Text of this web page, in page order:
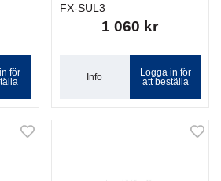
för
FX-SUL3
1 060 kr
Info
Logga in för
att beställa